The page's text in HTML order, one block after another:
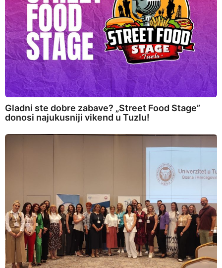
Gladni ste dobre zabave? „Street Food Stage”
donosi najukusniji vikend u Tuzlu!